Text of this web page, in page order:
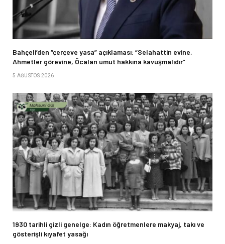
Bahçeli’den “çerçeve yasa” açıklaması: “Selahattin evine,
Ahmetler görevine, Öcalan umut hakkına kavuşmalıdır”
5 AĞUSTOS 2026
1930 tarihli gizli genelge: Kadın öğretmenlere makyaj, takı ve
gösterişli kıyafet yasağı